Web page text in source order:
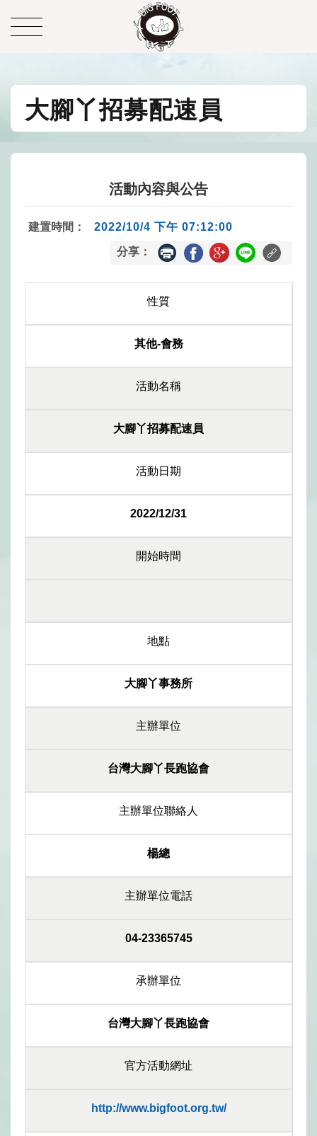
大腳丫招募配速員
活動內容與公告
建置時間： 2022/10/4 下午 07:12:00
分享：
性質
其他-會務
活動名稱
大腳丫招募配速員
活動日期
2022/12/31
開始時間
地點
大腳丫事務所
主辦單位
台灣大腳丫長跑協會
主辦單位聯絡人
楊總
主辦單位電話
04-23365745
承辦單位
台灣大腳丫長跑協會
官方活動網址
http://www.bigfoot.org.tw/